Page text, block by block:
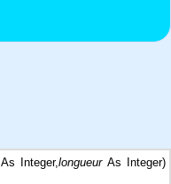
As Integer,longueurAs Integer)